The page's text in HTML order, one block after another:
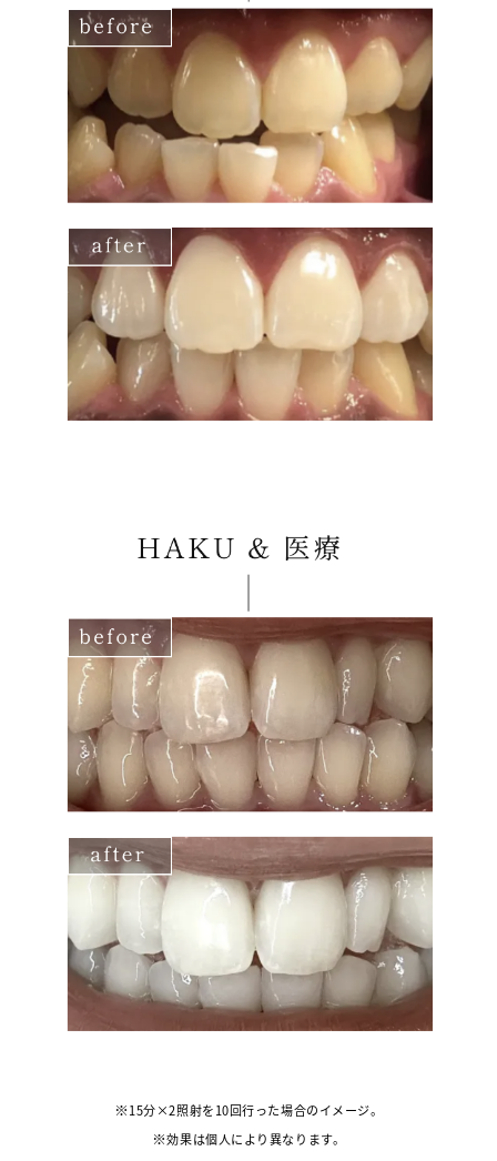
15分×2照射を10回行った場合のイメージ。
効果は個人により異なります。